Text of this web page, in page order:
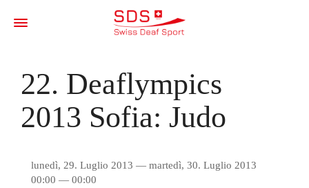
22. Deaflympics
2013 Sofia: Judo
lunedì, 29. Luglio 2013 — martedì, 30. Luglio 2013
00:00 — 00:00